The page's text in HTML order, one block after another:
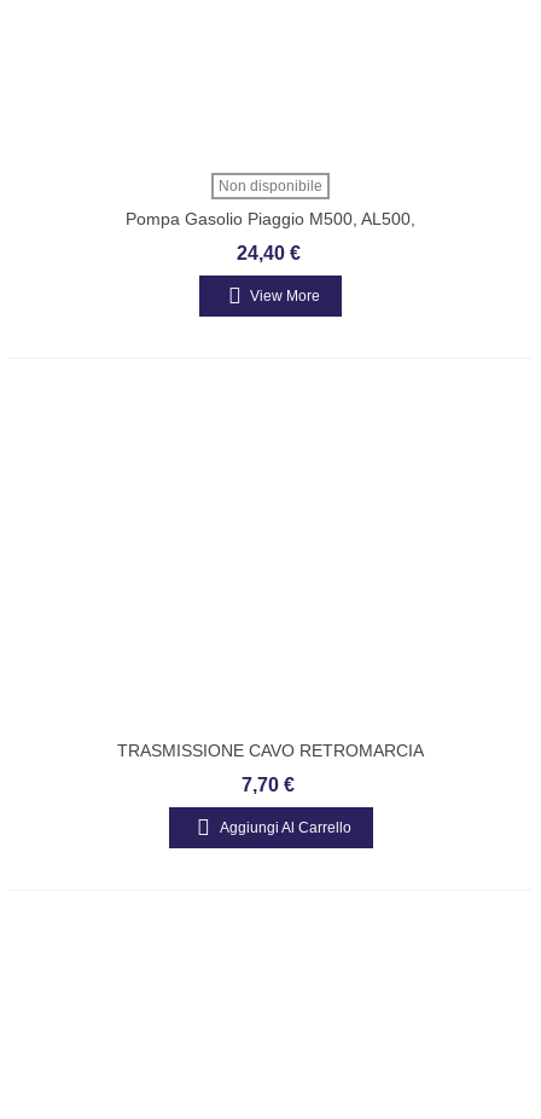
Non disponibile
Pompa Gasolio Piaggio M500, AL500,
Lombardini LDW502, LDW702 850321
24,40 €
View More
TRASMISSIONE CAVO RETROMARCIA
ORIGINALE PIAGGIO APE FL FL2 FL3
7,70 €
Aggiungi Al Carrello